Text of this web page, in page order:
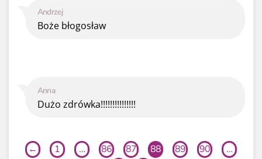
Anna
Dużo zdrówka!!!!!!!!!!!!!!!
Andrzej
Boże błogosław
← 1 … 86 87 88 89 90
…